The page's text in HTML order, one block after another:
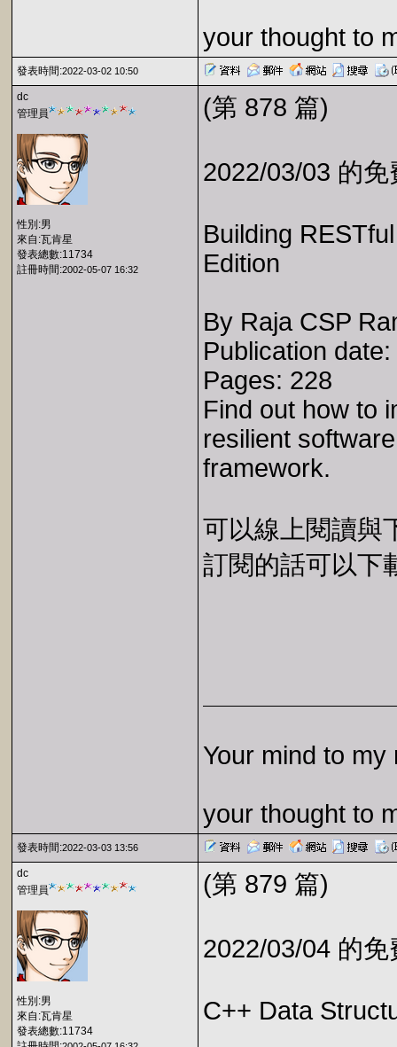
your thought to
發表時間:2022-03-02 10:50
dc
管理員
性別:男
來自:瓦肯星
發表總數:11734
註冊時間:2002-05-07 16:32
(第 878 篇)
2022/03/03 的
Building
Edition
By Raja CSP
Publication
Pages: 228
Find out how to
resilient
framework.
可以線上閱讀與
訂閱的話可以下
Your mind to my
your thought to
發表時間:2022-03-03 13:56
dc
管理員
性別:男
來自:瓦肯星
發表總數:11734
(第 879 篇)
2022/03/04 的
C++ Data